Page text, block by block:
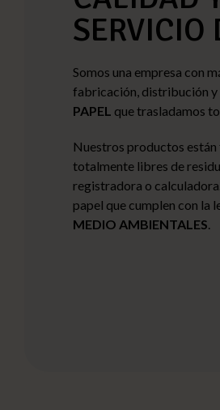
SERVICIO
Somos una empresa con
fabricación, distribución
PAPEL que trasladamos
Nuestros productos
totalmente libres de
registradora o
papel que cumplen con la
MEDIO AMBIENTALES.